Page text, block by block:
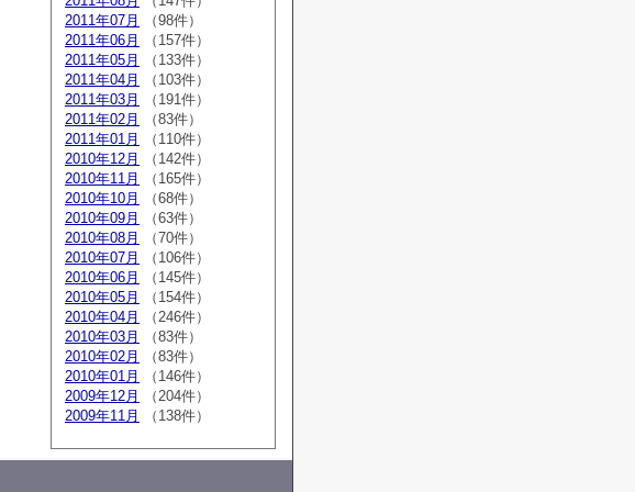
2011年07月
（98件）
2011年06月
（157件）
2011年05月
（133件）
2011年04月
（103件）
2011年03月
（191件）
2011年02月
（83件）
2011年01月
（110件）
2010年12月
（142件）
2010年11月
（165件）
2010年10月
（68件）
2010年09月
（63件）
2010年08月
（70件）
2010年07月
（106件）
2010年06月
（145件）
2010年05月
（154件）
2010年04月
（246件）
2010年03月
（83件）
2010年02月
（83件）
2010年01月
（146件）
2009年12月
（204件）
2009年11月
（138件）